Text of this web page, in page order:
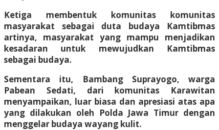
Ketiga membentuk komunitas komunitas
masyarakat sebagai duta budaya Kamtibmas
artinya, masyarakat yang mampu menjadikan
kesadaran untuk mewujudkan Kamtibmas
sebagai budaya.
Sementara itu, Bambang Suprayogo, warga
Pabean Sedati, dari komunitas Karawitan
menyampaikan, luar biasa dan apresiasi atas apa
yang dilakukan oleh Polda Jawa Timur dengan
menggelar budaya wayang kulit.